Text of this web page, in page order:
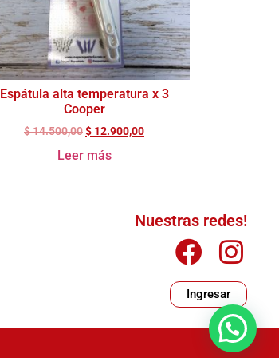
Espátula alta temperatura x 3
Cooper
$14.500,00$ 12.900,00
Leer más
Nuestras redes!
Ingresar